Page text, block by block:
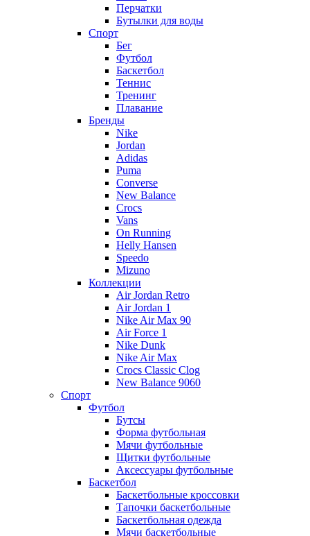
Перчатки
Бутылки для воды
Спорт
Бег
Футбол
Баскетбол
Теннис
Тренинг
Плавание
Бренды
Nike
Jordan
Adidas
Puma
Converse
New Balance
Crocs
Vans
On Running
Helly Hansen
Speedo
Mizuno
Коллекции
Air Jordan Retro
Air Jordan 1
Nike Air Max 90
Air Force 1
Nike Dunk
Nike Air Max
Crocs Classic Clog
New Balance 9060
Спорт
Футбол
Бутсы
Форма футбольная
Мячи футбольные
Щитки футбольные
Аксессуары футбольные
Баскетбол
Баскетбольные кроссовки
Тапочки баскетбольные
Баскетбольная одежда
Мячи баскетбольные